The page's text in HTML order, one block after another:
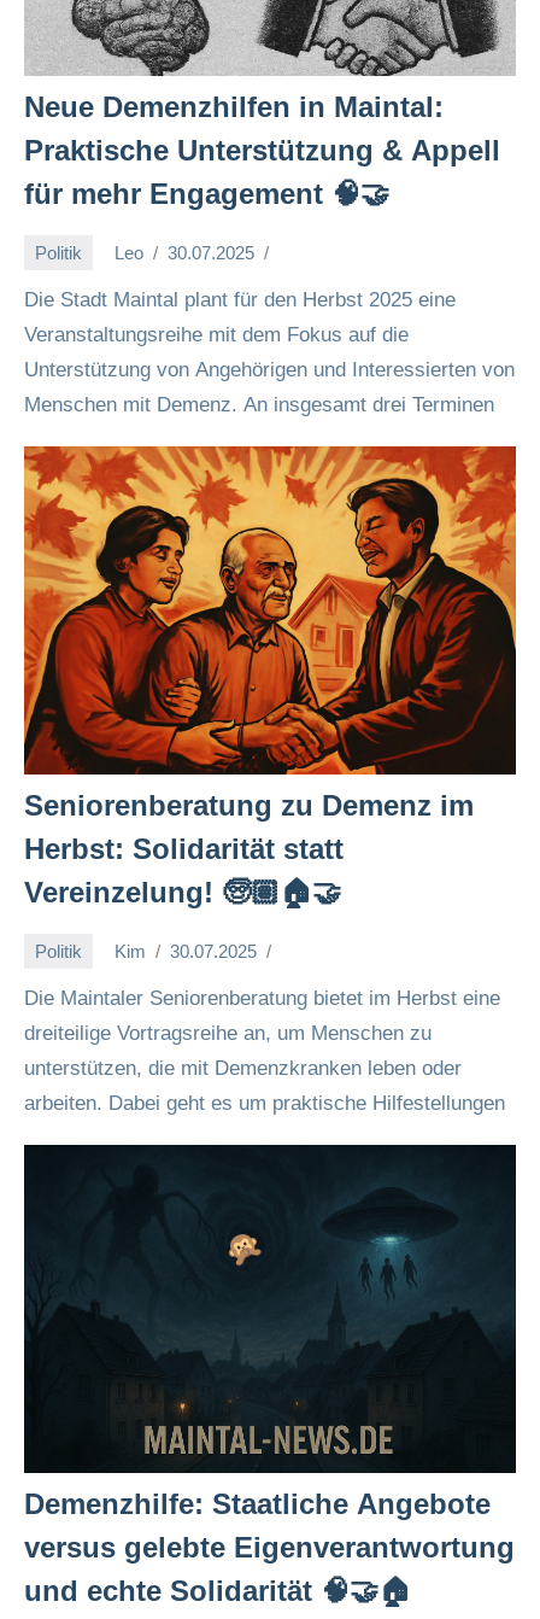
Neue Demenzhilfen in Maintal:
Praktische Unterstützung & Appell
für mehr Engagement 🧠🤝
Politik Leo 30.07.2025
Die Stadt Maintal plant für den Herbst 2025 eine
Veranstaltungsreihe mit dem Fokus auf die
Unterstützung von Angehörigen und Interessierten von
Menschen mit Demenz. An insgesamt drei Terminen
Seniorenberatung zu Demenz im
Herbst: Solidarität statt
Vereinzelung! 🧓🏽🏠🤝
Politik Kim 30.07.2025
Die Maintaler Seniorenberatung bietet im Herbst eine
dreiteilige Vortragsreihe an, um Menschen zu
unterstützen, die mit Demenzkranken leben oder
arbeiten. Dabei geht es um praktische Hilfestellungen
Demenzhilfe: Staatliche Angebote
versus gelebte Eigenverantwortung
und echte Solidarität 🧠🤝🏠